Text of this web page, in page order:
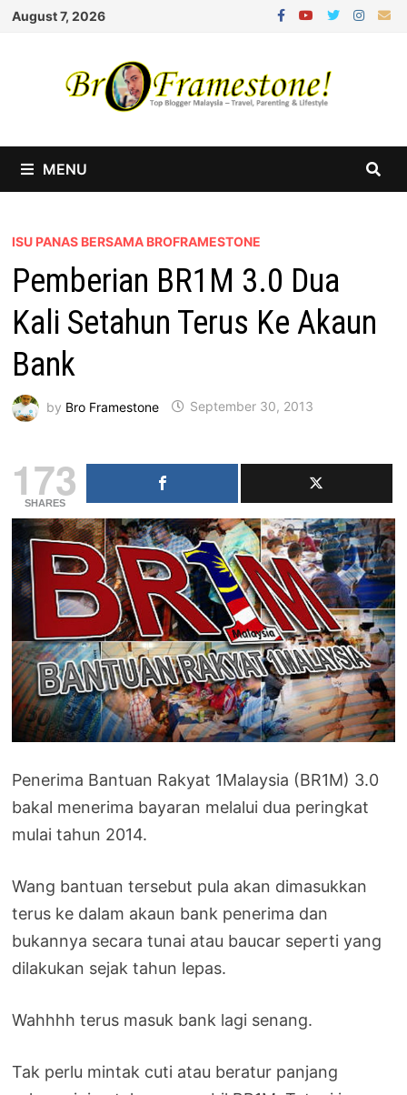
Skip
August 7, 2026
MENU
ISU PANAS BERSAMA BROFRAMESTONE
Pemberian BR1M 3.0 Dua
Kali Setahun Terus Ke Akaun
Bank
by Bro Framestone September 30, 2013
173
SHARES
Penerima Bantuan Rakyat 1Malaysia (BR1M) 3.0
bakal menerima bayaran melalui dua peringkat
mulai tahun 2014.
Wang bantuan tersebut pula akan dimasukkan
terus ke dalam akaun bank penerima dan
bukannya secara tunai atau baucar seperti yang
dilakukan sejak tahun lepas.
Wahhhh terus masuk bank lagi senang.
Tak perlu mintak cuti atau beratur panjang